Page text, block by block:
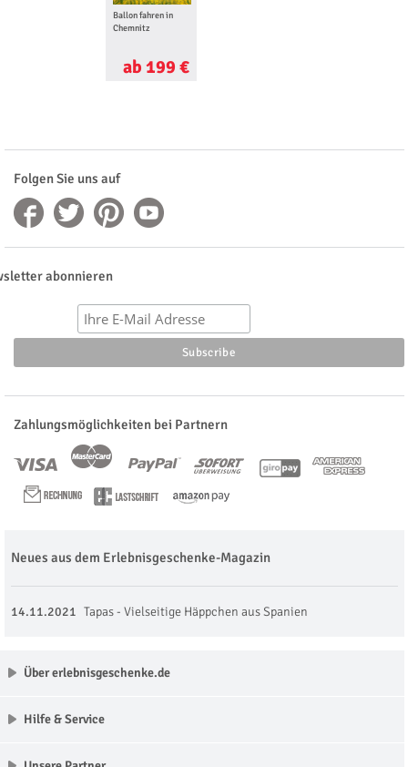
Ballon fahren in
Chemnitz
ab 199 €
Folgen Sie uns auf
abonnieren
Zahlungsmöglichkeiten bei Partnern
Neues aus dem Erlebnisgeschenke-Magazin
14.11.2021 Tapas - Vielseitige Häppchen aus Spanien
Über erlebnisgeschenke.de
Hilfe & Service